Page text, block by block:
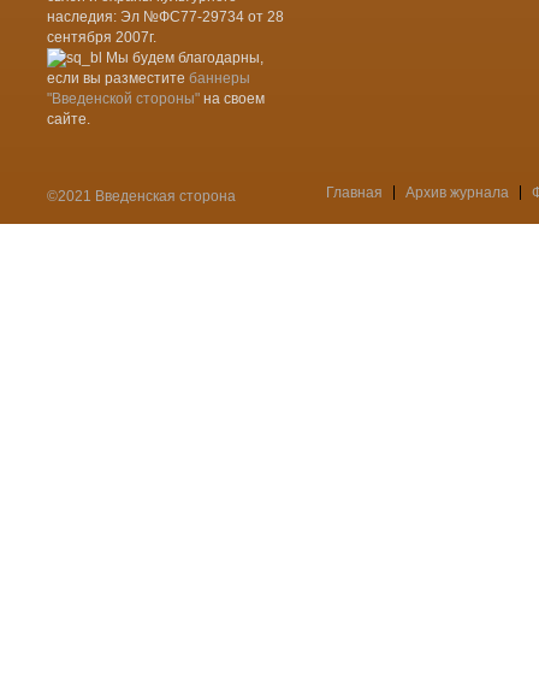
наследия: Эл №ФС77-29734 от 28
сентября 2007г.
Мы будем благодарны,
если вы разместите баннеры
"Введенской стороны"на своем
сайте.
©2021 Введенская сторона Меню
Главная Архив журнала